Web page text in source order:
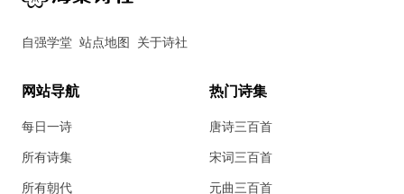
自强学堂 站点地图 关于诗社
网站导航
每日一诗
所有诗集
所有朝代
热门诗集
唐诗三百首
宋词三百首
元曲三百首